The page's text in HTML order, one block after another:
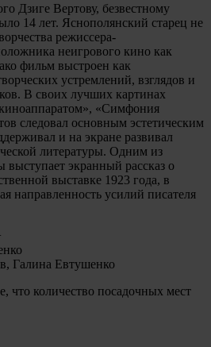
Дзиге Вертову, безвестному
14 лет. Яснополянский старец не
режиссера-
неигрового кино как
фильм выстроен как
устремлений, взглядов и
В своих лучших картинах
«Симфония
следовал основным эстетическим
и на экране развивал
литературы. Одним из
выступает экранный рассказ о
выставке 1923 года, в
направленность усилий писателя
Галина Евтушенко
что количество посадочных мест